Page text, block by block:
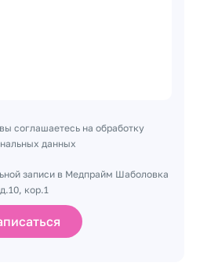
соглашаетесь на обработку
данных
записи в Медпрайм Шаболовка
д.10, кор.1